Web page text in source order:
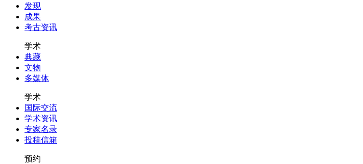
发现
成果
考古资讯
学术
典藏
文物
多媒体
学术
国际交流
学术资讯
专家名录
投稿信箱
预约